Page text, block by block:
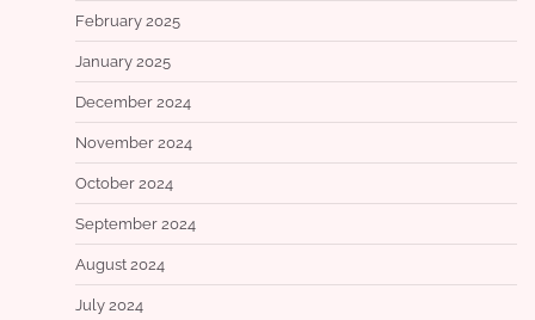
February 2025
January 2025
December 2024
November 2024
October 2024
September 2024
August 2024
July 2024